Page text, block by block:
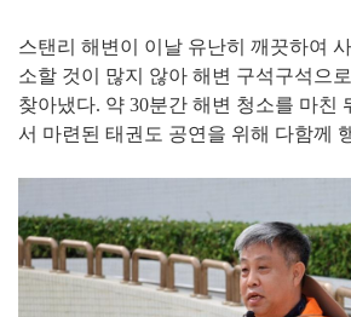
스탠리 해변이 이날 유난히 깨끗하여
소할 것이 많지 않아 해변 구석구석으
찾아냈다. 약 30분간 해변 청소를 마친
서 마련된 태권도 공연을 위해 다함께